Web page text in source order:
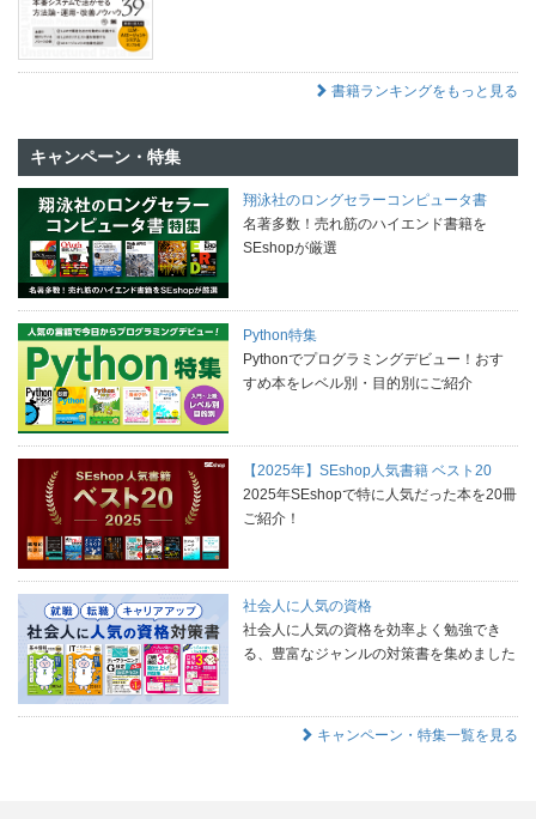
書籍ランキングをもっと見る
キャンペーン・特集
翔泳社のロングセラーコンピュータ書
名著多数！売れ筋のハイエンド書籍を
SEshopが厳選
Python特集
Pythonでプログラミングデビュー！おす
すめ本をレベル別・目的別にご紹介
【2025年】SEshop人気書籍 ベスト20
2025年SEshopで特に人気だった本を20冊
ご紹介！
社会人に人気の資格
社会人に人気の資格を効率よく勉強でき
る、豊富なジャンルの対策書を集めました
キャンペーン・特集一覧を見る